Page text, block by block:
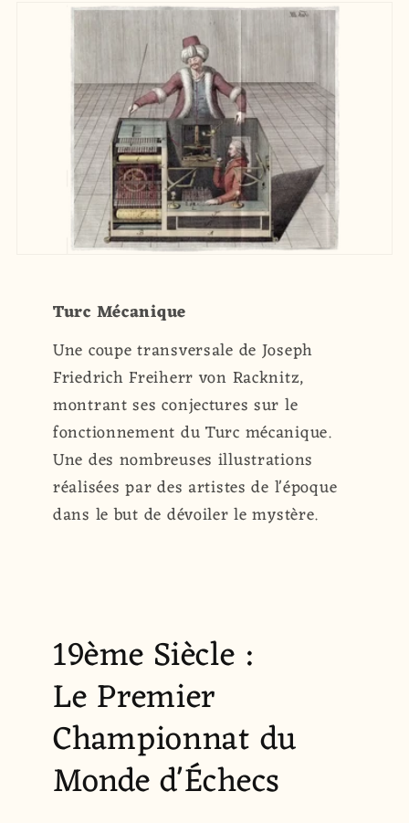
Turc Mécanique
Une coupe transversale de Joseph
Friedrich Freiherr von Racknitz,
montrant ses conjectures sur le
fonctionnement du Turc mécanique.
Une des nombreuses illustrations
réalisées par des artistes de l'époque
dans le but de dévoiler le mystère.
19ème Siècle :
Le Premier
Championnat du
Monde d'Échecs